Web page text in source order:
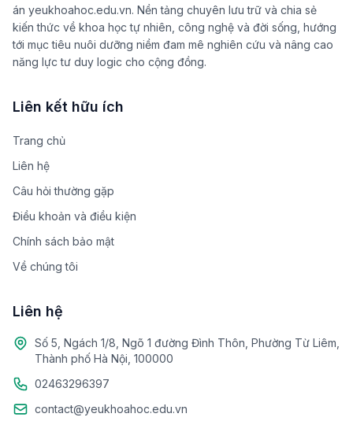
án yeukhoahoc.edu.vn. Nền tảng chuyên lưu trữ và chia sẻ
kiến thức về khoa học tự nhiên, công nghệ và đời sống, hướng
tới mục tiêu nuôi dưỡng niềm đam mê nghiên cứu và nâng cao
năng lực tư duy logic cho cộng đồng.
Liên kết hữu ích
Trang chủ
Liên hệ
Câu hỏi thường gặp
Điều khoản và điều kiện
Chính sách bảo mật
Về chúng tôi
Liên hệ
Số 5, Ngách 1/8, Ngõ 1 đường Đình Thôn, Phường Từ Liêm,
Thành phố Hà Nội, 100000
02463296397
contact@yeukhoahoc.edu.vn